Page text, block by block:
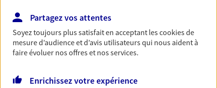
immobilier, études des enfants ou voyage autour
du monde… Épargnez à votre rythme et
simplement, selon votre profil.
Découvrir les offres Épargne
Retraite
Partagez vos attentes
Soyez toujours plus satisfait en acceptant lescookiesde
mesure d’audience et d’avis utilisateurs qui nous aident à
faire évoluer nos offres et nos services.
Enrichissez votre expérience